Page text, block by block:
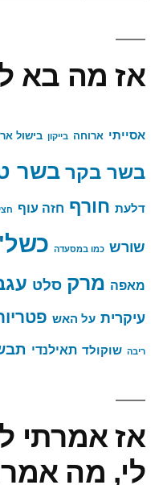
לנו
אז מה בא
אסייתי ארוחה בייקון בישול
בשר בקר בשר
דלעת חורף חזה עוף
שורש כמו במסעדה
מאפה מרק סלט
עיקרית על האש
ריבה שוקולד תאילנדי
אז אמרתי
לי, מה